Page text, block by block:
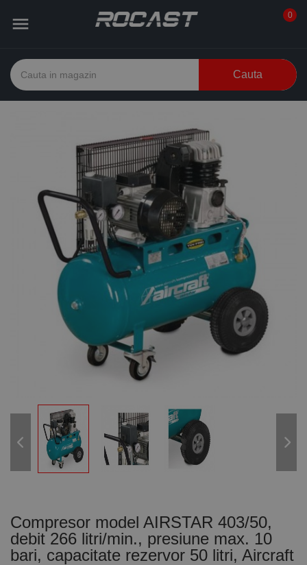
 0
Cauta
Compresor model AIRSTAR 403/50,
debit 266 litri/min., presiune max. 10
bari, capacitate rezervor 50 litri, Aircraft